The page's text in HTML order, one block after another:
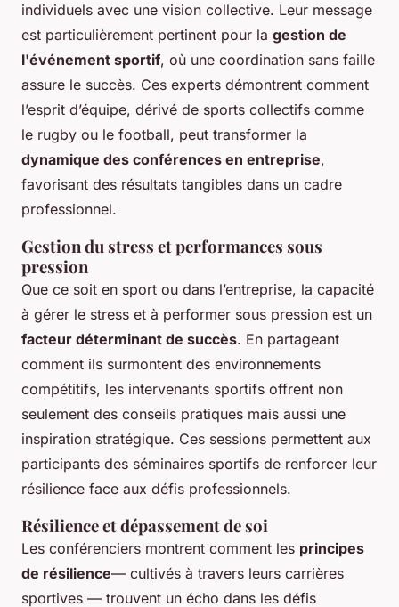
individuels avec une vision collective. Leur message
est particulièrement pertinent pour la gestion de
l'événement sportif, où une coordination sans faille
assure le succès. Ces experts démontrent comment
l’esprit d’équipe, dérivé de sports collectifs comme
le rugby ou le football, peut transformer la
dynamique des conférences en entreprise,
favorisant des résultats tangibles dans un cadre
professionnel.
Gestion du stress et performances sous
pression
Que ce soit en sport ou dans l’entreprise, la capacité
à gérer le stress et à performer sous pression est un
facteur déterminant de succès. En partageant
comment ils surmontent des environnements
compétitifs, les intervenants sportifs offrent non
seulement des conseils pratiques mais aussi une
inspiration stratégique. Ces sessions permettent aux
participants des séminaires sportifs de renforcer leur
résilience face aux défis professionnels.
Résilience et dépassement de soi
Les conférenciers montrent comment les principes
de résilience— cultivés à travers leurs carrières
sportives — trouvent un écho dans les défis